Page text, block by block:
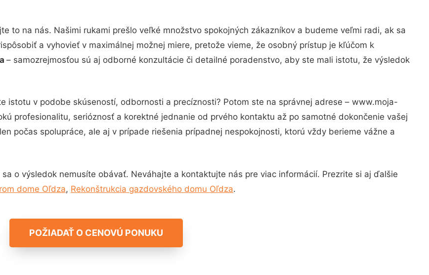
to na nás. Našimi rukami prešlo veľké množstvo spokojných zákazníkov a budeme veľmi radi, ak sa
a vyhovieť v maximálnej možnej miere, pretože vieme, že osobný prístup je kľúčom k
– samozrejmosťou sú aj odborné konzultácie či detailné poradenstvo, aby ste mali istotu, že výsledok
istotu v podobe skúseností, odbornosti a precíznosti? Potom ste na správnej adrese – www.moja-
profesionalitu, serióznosť a korektné jednanie od prvého kontaktu až po samotné dokončenie vašej
počas spolupráce, ale aj v prípade riešenia prípadnej nespokojnosti, ktorú vždy berieme vážne a
sa o výsledok nemusíte obávať. Neváhajte a kontaktujte nás pre viac informácií. Prezrite si aj ďalšie
dome Oľdza, Rekonštrukcia gazdovského domu Oľdza.
POŽIADAŤ O CENOVÚ PONUKU